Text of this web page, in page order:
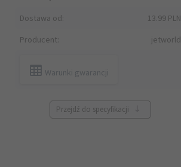
Dostawa od:
13.99 PLN
Producent:
jetworld
Warunki gwarancji
Przejdź do specyfikacji